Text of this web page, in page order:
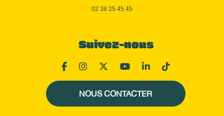
02 38 25 45 45
Suivez-nous
NOUS CONTACTER